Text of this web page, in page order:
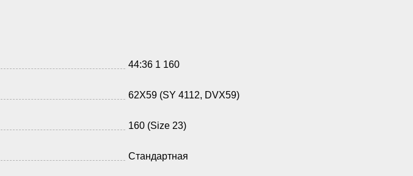
44:36 1 160
62X59 (SY 4112, DVX59)
160 (Size 23)
Стандартная